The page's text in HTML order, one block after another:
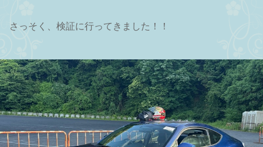
さっそく、検証に行ってきました！！